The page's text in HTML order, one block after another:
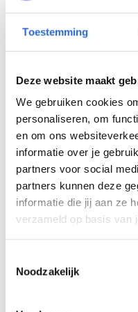
Toestemming
Deze website maakt
We gebruiken cookies
personaliseren, om
en om ons
informatie over je
partners voor social
partners kunnen deze
informatie die jij aan ze
verzameld op basis van
Noodzakelijk
er een koppeling
Qualification
opleidingen en de
diploma’s. Zeker
over een
“Bij validiteit gaat
organisatie goed
continuïteit,